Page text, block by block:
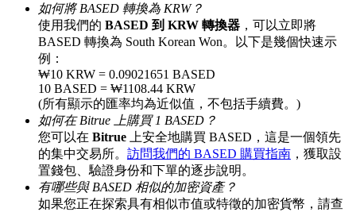
邀請朋友獲得現金獎勵
BTC 專享獎勵
如何將 BASED 轉換為 KRW？
使用我們的 BASED 到 KRW 轉換器 ，可以立即將
BASED 轉換為 South Korean Won。以下是幾個快速示
例：
₩10 KRW = 0.09021651 BASED
10 BASED = ₩1108.44 KRW
(所有顯示的匯率均為近似值，不包括手續費。)
如何在 Bitrue 上購買 1 BASED？
您可以在 Bitrue 上安全地購買 BASED，這是一個領先
的集中交易所。 訪問我們的 BASED 購買指南 ，獲取設
置錢包、驗證身份和下單的逐步說明。
有哪些與 BASED 相似的加密資產？
如果您正在探索具有相似市值或特徵的加密貨幣，請查